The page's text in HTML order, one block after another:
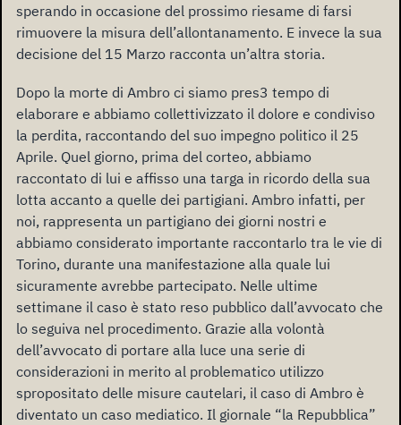
sperando in occasione del prossimo riesame di farsi
rimuovere la misura dell’allontanamento. E invece la sua
decisione del 15 Marzo racconta un’altra storia.
Dopo la morte di Ambro ci siamo pres3 tempo di
elaborare e abbiamo collettivizzato il dolore e condiviso
la perdita, raccontando del suo impegno politico il 25
Aprile. Quel giorno, prima del corteo, abbiamo
raccontato di lui e affisso una targa in ricordo della sua
lotta accanto a quelle dei partigiani. Ambro infatti, per
noi, rappresenta un partigiano dei giorni nostri e
abbiamo considerato importante raccontarlo tra le vie di
Torino, durante una manifestazione alla quale lui
sicuramente avrebbe partecipato. Nelle ultime
settimane il caso è stato reso pubblico dall’avvocato che
lo seguiva nel procedimento. Grazie alla volontà
dell’avvocato di portare alla luce una serie di
considerazioni in merito al problematico utilizzo
spropositato delle misure cautelari, il caso di Ambro è
diventato un caso mediatico. Il giornale “la Repubblica”